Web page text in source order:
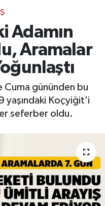
Adamın
Aramalar
Cuma gününden bu
yaşındaki Koçyiğit'i
seferber oldu.